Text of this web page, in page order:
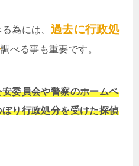
為には、 過去に行政処
調べる事も重要です。
安委員会や警察のホームペ
り行政処分を受けた探偵